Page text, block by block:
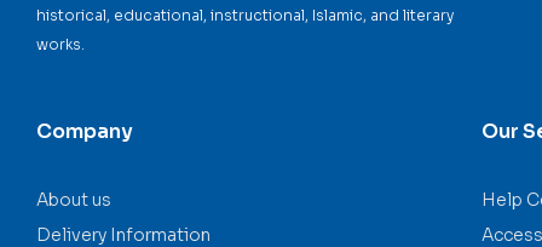
historical, educational, instructional, Islamic, and literary
works.
Company
About us
Delivery Information
Our
Help